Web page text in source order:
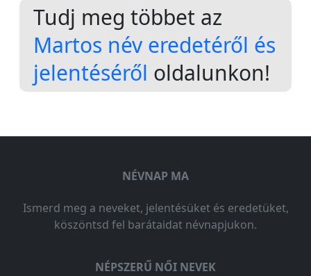
Tudj meg többet az
Martos név eredetéről és
jelentéséről oldalunkon!
NÉVNAP MA
Ismerd meg a neveket, jelentésüket és eredetüket,
köszöntsd fel barátaidat névnapjukon.
NÉPSZERŰ NŐI NEVEK